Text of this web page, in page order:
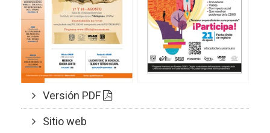
Versión PDF
Sitio web